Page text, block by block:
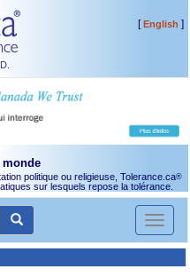
[English ]
politique ou religieuse, Tolerance.ca®
sur lesquels repose la tolérance.
Toggle